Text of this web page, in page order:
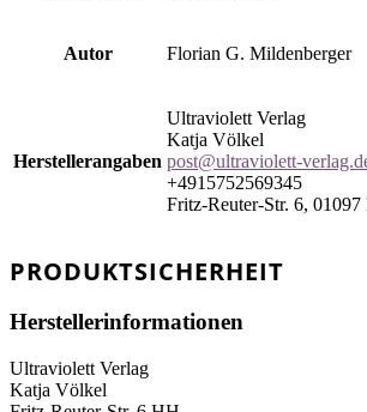
Autor Florian G. Mildenberger
Herstellerangaben
Ultraviolett Verlag
Katja Völkel
post@ultraviolett-
+4915752569345
Fritz-Reuter-Str. 6, 01097
PRODUKTSICHERHEIT
Herstellerinformationen
Ultraviolett Verlag
Katja Völkel